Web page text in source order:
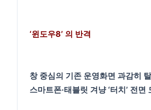
‘윈도우8’ 의 반격
창 중심의 기존 운영화면 과감히
스마트폰·태블릿 겨냥 ‘터치’ 전면